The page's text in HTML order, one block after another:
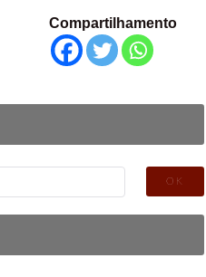
Compartilhamento